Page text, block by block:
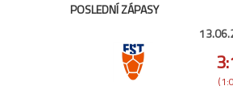
POSLEDNÍ ZÁPASY